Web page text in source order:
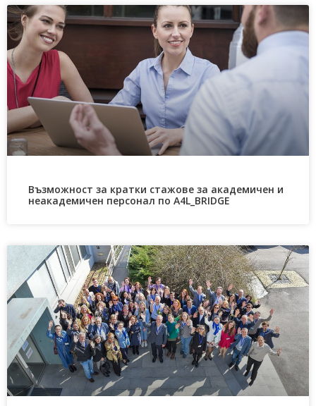
Възможност за кратки стажове за академичен и
неакадемичен персонал по A4L_BRIDGE